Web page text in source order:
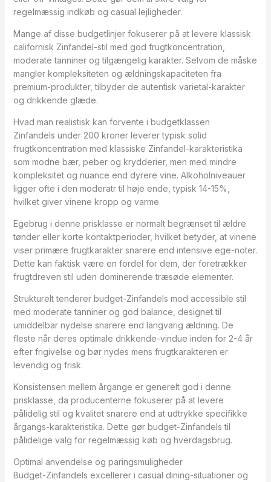
regelmæssig indkøb og casual lejligheder.
Mange af disse budgetlinjer fokuserer på at levere klassisk
californisk Zinfandel-stil med god frugtkoncentration,
moderate tanniner og tilgængelig karakter. Selvom de måske
mangler kompleksiteten og ældningskapaciteten fra
premium-produkter, tilbyder de autentisk varietal-karakter
og drikkende glæde.
Hvad man realistisk kan forvente i budgetklassen
Zinfandels under 200 kroner leverer typisk solid
frugtkoncentration med klassiske Zinfandel-karakteristika
som modne bær, peber og krydderier, men med mindre
kompleksitet og nuance end dyrere vine. Alkoholniveauer
ligger ofte i den moderatr til høje ende, typisk 14-15%,
hvilket giver vinene kropp og varme.
Egebrug i denne prisklasse er normalt begrænset til ældre
tønder eller korte kontaktperioder, hvilket betyder, at vinene
viser primære frugtkarakter snarere end intensive ege-noter.
Dette kan faktisk være en fordel for dem, der foretrækker
frugtdreven stil uden dominerende træsøde elementer.
Strukturelt tenderer budget-Zinfandels mod accessible stil
med moderate tanniner og god balance, designet til
umiddelbar nydelse snarere end langvarig ældning. De
fleste når deres optimale drikkende-vindue inden for 2-4 år
efter frigivelse og bør nydes mens frugtkarakteren er
levendig og frisk.
Konsistensen mellem årgange er generelt god i denne
prisklasse, da producenterne fokuserer på at levere
pålidelig stil og kvalitet snarere end at udtrykke specifikke
årgangs-karakteristika. Dette gør budget-Zinfandels til
pålidelige valg for regelmæssig køb og hverdagsbrug.
Optimal anvendelse og paringsmuligheder
Budget-Zinfandels excellerer i casual dining-situationer og